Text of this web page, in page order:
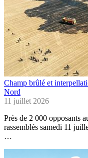
Champ brûlé et
Nord
11 juillet 2026
Près de 2 000 opposants
rassemblés samedi 11
…